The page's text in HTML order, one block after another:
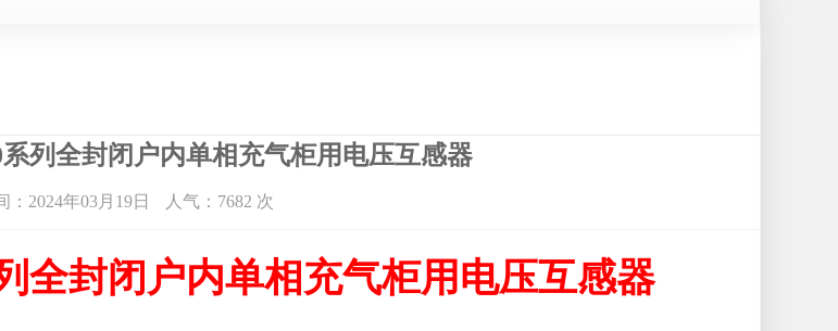
列全封闭户内单相充气柜用电压互感器
：2024年03月19日 人气： 7682 次
全封闭户内单相充气柜用电压互感器